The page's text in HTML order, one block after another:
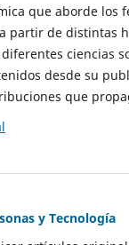
que aborde los
partir de distintas
ciencias
desde su
que
y Tecnología